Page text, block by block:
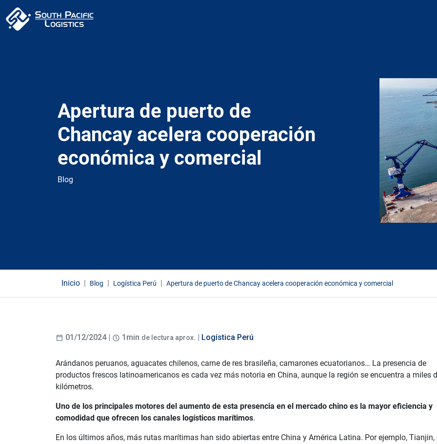
Apertura de puerto de
Chancay acelera cooperación
económica y comercial
Blog
Inicio Blog Logística Perú Apertura de puerto de Chancay acelera cooperación económica y comercial
01/12/2024 | 1min de lectura aprox. | Logística Perú
Arándanos peruanos, aguacates chilenos, carne de res brasileña, camarones ecuatorianos… La presencia de
productos frescos latinoamericanos es cada vez más notoria en China, aunque la región se encuentra a miles
kilómetros.
Uno de los principales motores del aumento de esta presencia en el mercado chino es la mayor eficiencia y
comodidad que ofrecen los canales logísticos marítimos.
En los últimos años, más rutas marítimas han sido abiertas entre China y América Latina. Por ejemplo, Tianjin,